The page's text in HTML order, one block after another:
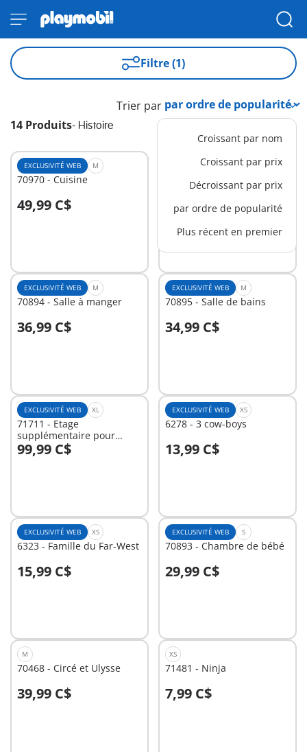
Filtre (1)
14 Produits- Histoire
Trier par
Croissant par nom
Croissant par prix
Décroissant par prix
par ordre de popularité
Plus récent en premier
EXCLUSIVITÉ WEB M
70970 - Cuisine
49,99 C$
Au panier
EXCLUSIVITÉ WEB M
70971 - Chambre des
parents
39,99 C$
Au panier
EXCLUSIVITÉ WEB M
70894 - Salle à manger
36,99 C$
Au panier
EXCLUSIVITÉ WEB M
70895 - Salle de bains
34,99 C$
Au panier
EXCLUSIVITÉ WEB XL
71711 - Etage
supplémentaire pour
Maison Belle Epoque
99,99 C$
Au panier
EXCLUSIVITÉ WEB XS
6278 - 3 cow-boys
13,99 C$
Au panier
EXCLUSIVITÉ WEB XS
6323 - Famille du Far-West
15,99 C$
Au panier
EXCLUSIVITÉ WEB S
70893 - Chambre de bébé
29,99 C$
Au panier
M
70468 - Circé et Ulysse
39,99 C$
Au panier
XS
71481 - Ninja
7,99 C$
Au panier